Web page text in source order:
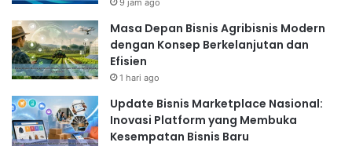
9 jam ago
Masa Depan Bisnis Agribisnis Modern
dengan Konsep Berkelanjutan dan
Efisien
1 hari ago
Update Bisnis Marketplace Nasional:
Inovasi Platform yang Membuka
Kesempatan Bisnis Baru